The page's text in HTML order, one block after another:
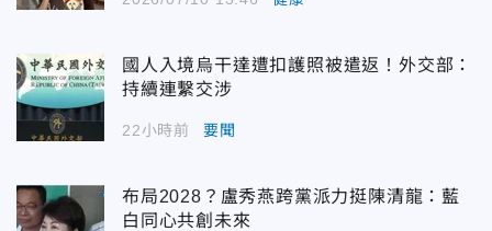
國人入境烏干達遭扣護照被遣返！外交部：
持續連繫交涉
22小時前 要聞
布局2028？盧秀燕跨黨派力挺陳清龍：藍
白同心共創未來